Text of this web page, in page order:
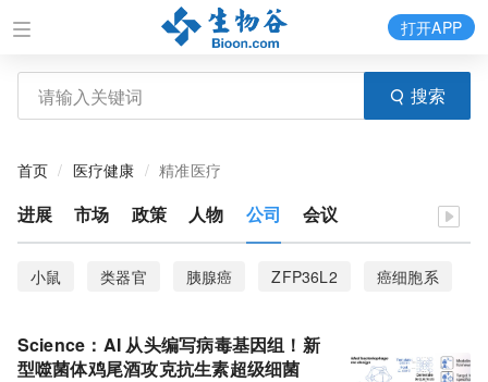
搜索
打开APP
首页 医疗健康 精准医疗
进展 市场 政策 人物 公司 会议
小鼠 类器官 胰腺癌 ZFP36L2
癌细胞系
DepMap
隐窝 糖酵解
抗体偶联药物
Science：AI 从头编写病毒基因组！新
型噬菌体鸡尾酒攻克抗生素超级细菌